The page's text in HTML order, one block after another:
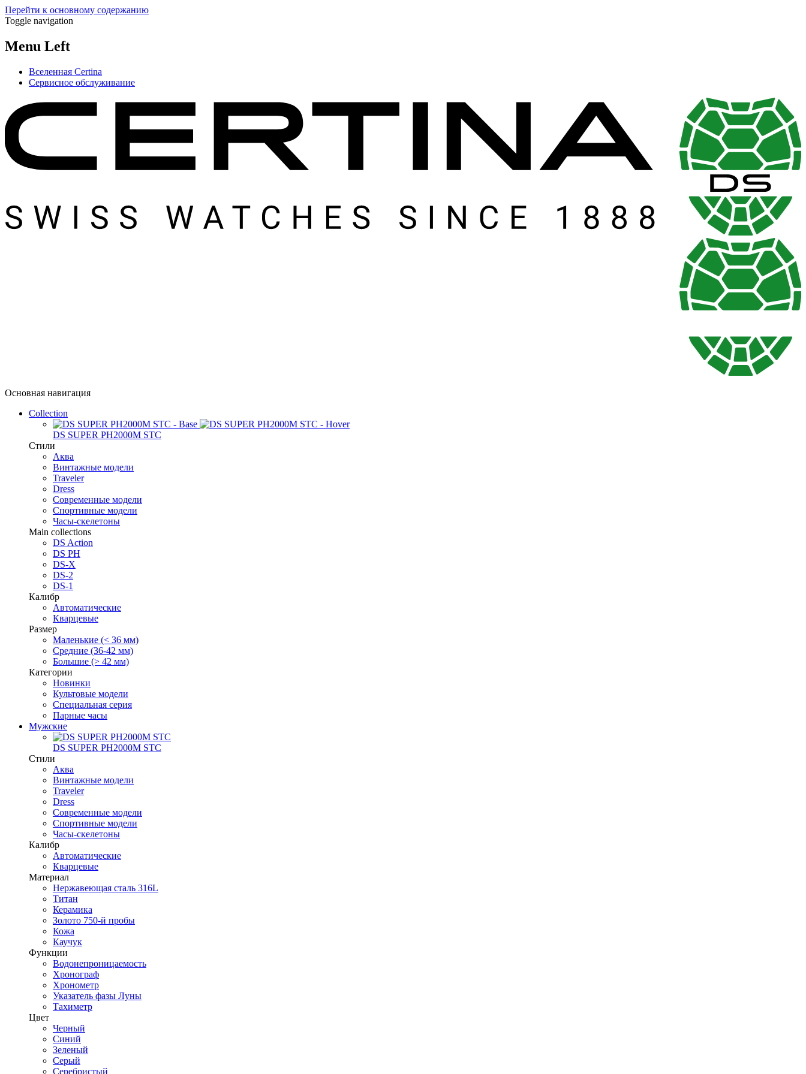
Перейти к основному содержанию
Toggle navigation
Menu Left
Вселенная Certina
Сервисное обслуживание
Основная навигация
Collection
DS SUPER PH2000M STC
Стили
Аква
Винтажные модели
Traveler
Dress
Современные модели
Спортивные модели
Часы-скелетоны
Main collections
DS Action
DS PH
DS-X
DS-2
DS-1
Калибр
Автоматические
Кварцевые
Размер
Маленькие (< 36 мм)
Средние (36-42 мм)
Большие (> 42 мм)
Категории
Новинки
Культовые модели
Специальная серия
Парные часы
Мужские
DS SUPER PH2000M STC
Стили
Аква
Винтажные модели
Traveler
Dress
Современные модели
Спортивные модели
Часы-скелетоны
Калибр
Автоматические
Кварцевые
Материал
Нержавеющая сталь 316L
Титан
Керамика
Золото 750-й пробы
Кожа
Каучук
Функции
Водонепроницаемость
Хронограф
Хронометр
Указатель фазы Луны
Тахиметр
Цвет
Черный
Синий
Зеленый
Серый
Серебристый